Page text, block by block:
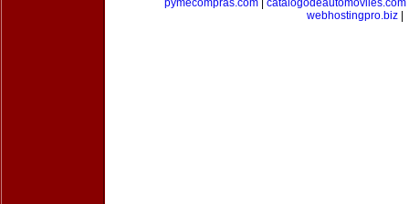
pymecompras.com| catalogodeautomoviles.com
webhostingpro.biz